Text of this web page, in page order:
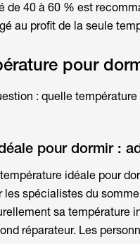
de 40 à 60 % est
au profit de la seule
pour
: quelle température
pour dormir :
température idéale pour
les spécialistes du
sa température
réparateur. Les